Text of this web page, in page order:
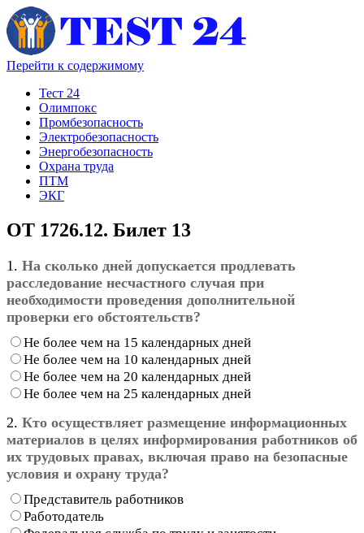
Перейти к содержимому
Тест 24
Олимпокс
Промбезопасность
Электробезопасность
Энергобезопасность
Охрана труда
ПТМ
ЭКГ
ОТ 1726.12. Билет 13
1. На сколько дней допускается продлевать
расследование несчастного случая при
необходимости проведения дополнительной
проверки его обстоятельств?
Не более чем на 15 календарных дней
Не более чем на 10 календарных дней
Не более чем на 20 календарных дней
Не более чем на 25 календарных дней
2. Кто осуществляет размещение информационных
материалов в целях информирования работников об
их трудовых правах, включая право на безопасные
условия и охрану труда?
Представитель работников
Работодатель